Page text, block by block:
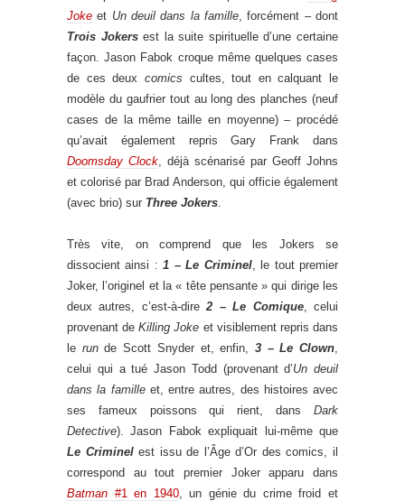
Joke et Un deuil dans la famille , forcément – dont
Trois Jokersest la suite spirituelle d’une certaine
façon. Jason Fabok croque même quelques cases
de ces deux comics cultes, tout en calquant le
modèle du gaufrier tout au long des planches (neuf
cases de la même taille en moyenne) – procédé
qu’avait également repris Gary Frank dans
Doomsday Clock , déjà scénarisé par Geoff Johns
et colorisé par Brad Anderson, qui officie également
(avec brio) sur Three Jokers
Très vite, on comprend que les Jokers se
dissocient ainsi :1 – Le Criminel, le tout premier
Joker, l’originel et la « tête pensante » qui dirige les
deux autres, c’est-à-dire2 – Le Comique, celui
provenant deKilling Joke et visiblement repris dans
le runde Scott Snyder et, enfin, 3 – Le Clown
celui qui a tué Jason Todd (provenant d’Un deuil
dans la familleet, entre autres, des histoires avec
ses fameux poissons qui rient, dans Dark
Detective). Jason Fabok expliquait lui-même que
Le Criminelest issu de l’Âge d’Or des comics, il
correspond au tout premier Joker apparu dans
Batman #1 en 1940, un génie du crime froid et